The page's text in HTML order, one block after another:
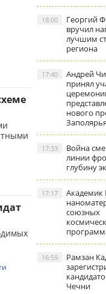
Георгий
вручил
лучшим
региона
18:00
Андрей
принял
нового
Заполярья
17:40
Война
линии
глубину
17:33
Академик
союзных
17:17
Рамзан
Чечни
16:59